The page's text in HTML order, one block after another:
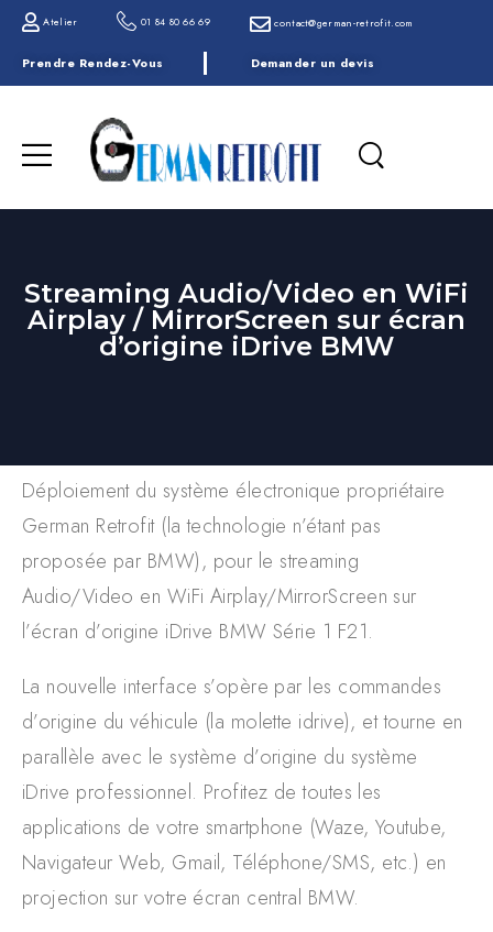
Atelier 01 84 80 66 69 contact@german-retrofit.com
Prendre Rendez-Vous Demander un devis
Streaming Audio/Video en WiFi
Airplay / MirrorScreen sur écran
d’origine iDrive BMW
Déploiement du système électronique propriétaire
German Retrofit (la technologie n’étant pas
proposée par BMW), pour le streaming
Audio/Video en WiFi Airplay/MirrorScreen sur
l’écran d’origine iDrive BMW Série 1 F21.
La nouvelle interface s’opère par les commandes
d’origine du véhicule (la molette idrive), et tourne en
parallèle avec le système d’origine du système
iDrive professionnel. Profitez de toutes les
applications de votre smartphone (Waze, Youtube,
Navigateur Web, Gmail, Téléphone/SMS, etc.) en
projection sur votre écran central BMW.